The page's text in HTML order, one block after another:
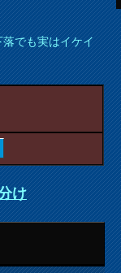
でも実はイケイ
け